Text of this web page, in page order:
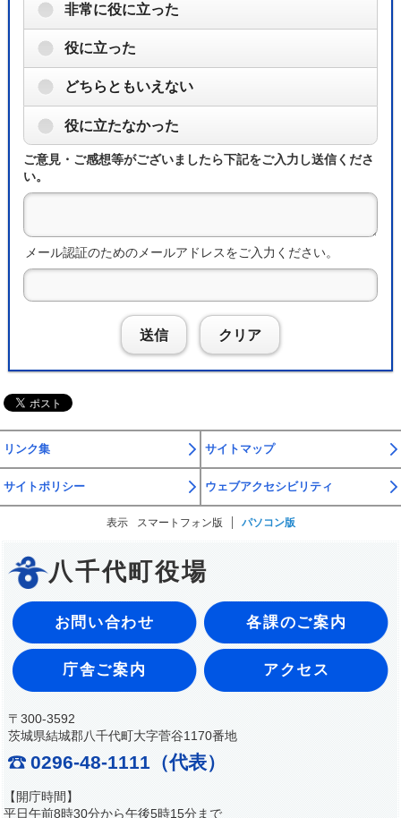
非常に役に立った
役に立った
どちらともいえない
役に立たなかった
ご意見・ご感想等がございましたら下記をご入力し送信くださ
い。
メール認証のためのメールアドレスをご入力ください。
送信 クリア
リンク集 サイトマップ
サイトポリシー ウェブアクセシビリティ
表示 スマートフォン版 パソコン版
八千代町役場
お問い合わせ 各課のご案内
庁舎ご案内 アクセス
〒300-3592
茨城県結城郡八千代町大字菅谷1170番地
0296-48-1111（代表）
【開庁時間】
平日午前8時30分から午後5時15分まで